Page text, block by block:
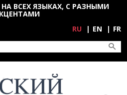
ВСЕХ ЯЗЫКАХ, С РАЗНЫМИ
RU EN FR